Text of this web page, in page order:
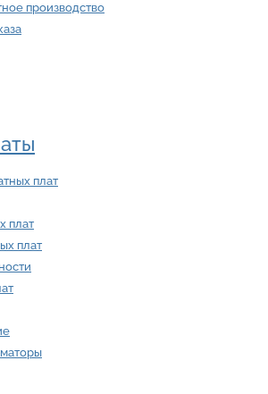
производство
плат
плат
плат